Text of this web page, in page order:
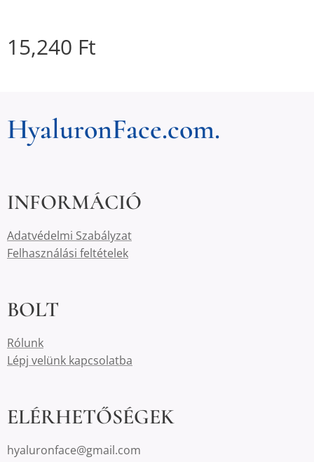
15,240 Ft
HyaluronFace.com.
INFORMÁCIÓ
Adatvédelmi Szabályzat
Felhasználási feltételek
BOLT
Rólunk
Lépj velünk kapcsolatba
ELÉRHETŐSÉGEK
hyaluronface@gmail.com